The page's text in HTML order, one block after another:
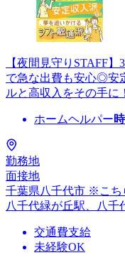
【夜間見守りSTAFF
で急な出費も安心◎安
ルと高収入をその手に！
ホームヘルパー
勤務地
面接地
千葉県八千代市 ※こち
八千代緑が丘駅、八千
交通費支給
未経験OK